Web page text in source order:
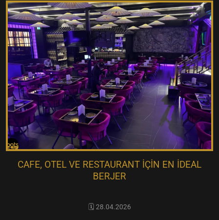
CAFE, OTEL VE RESTAURANT IÇIN EN İDEAL
BERJER
🗓️ 28.04.2026